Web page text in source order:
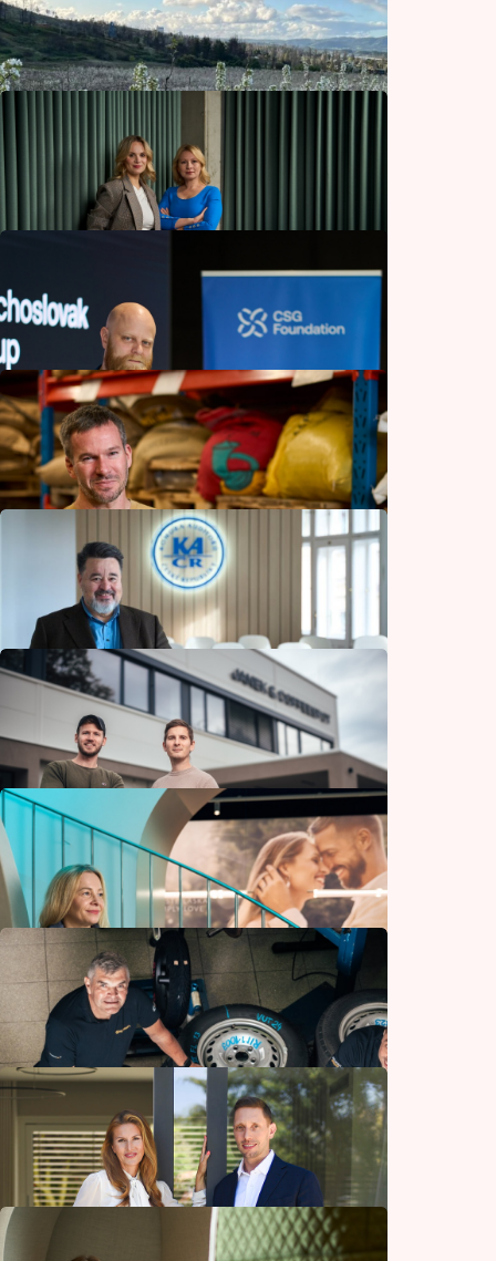
Novinář projel stopem skoro celý svět
Ostatní
pod Andami teď pálí hruškovici
Gastronomie
Křišťálová koule nefunguje, ale zkušenosti
ano. Poradkyně z Hills předvídají rizika dřív,
než ohrozí firmy
Finance
Desítky milionů pro dobrovolné hasiče
i studenty
Ostatní
Nejlepší kávu na světě si může dát každý,
říká šéf pražírny Doubleshot
Gastronomie
Auditor je jako psycholog. Po pár otázkách
pozná, jak firma přemýšlí a jestli něco
neskrýváPodnikání
Jejich čokoládu si lidé zamilovali. Firma
Janek spustila výrobu v nové hale
Podnikání
Drahokamy z vesmíru i diamanty
z laboratoře. Klenota propojuje tradiční
řemeslo s novými materiály
Podnikání
Jak se testují pneumatiky? Více než
600krát objedou zeměkouli